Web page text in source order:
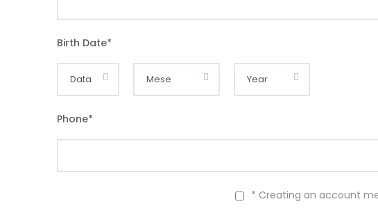
Birth Date*
Phone*
* Creating an account